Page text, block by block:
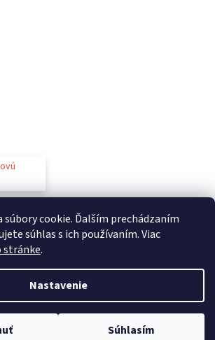
súbory cookie. Ďalším prechádzaním
súhlas s ich používaním. Viac
stránke.
Nastavenie
Súhlasím
. Všetky práva vyhradené.Upraviť